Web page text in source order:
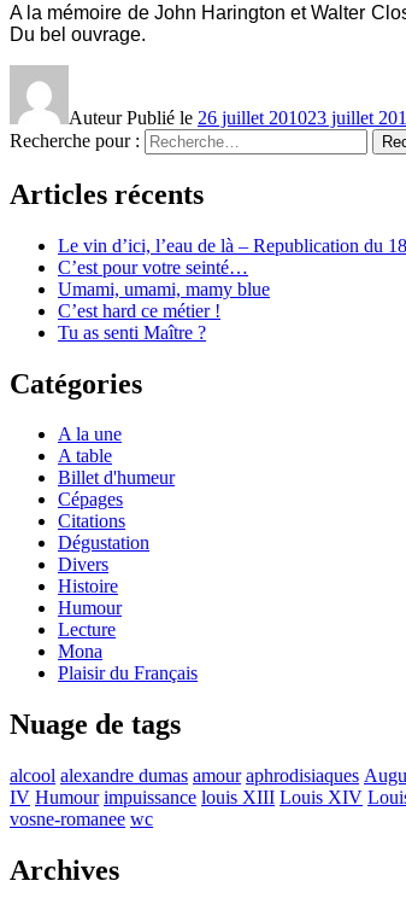
A la mémoire de John Harington et Walter
Du bel ouvrage.
AuteurPublié le 26 juillet 201023 juillet
Recherche pour :
Articles récents
Le vin d’ici, l’eau de là – Republication du
C’est pour votre seinté…
Umami, umami, mamy blue
C’est hard ce métier !
Tu as senti Maître ?
Catégories
A la une
A table
Billet d'humeur
Cépages
Citations
Dégustation
Divers
Histoire
Humour
Lecture
Mona
Plaisir du Français
Nuage de tags
alcool alexandre dumas amour aphrodisiaques
IV Humour impuissance louis XIII Louis XIV
vosne-romanee wc
Archives